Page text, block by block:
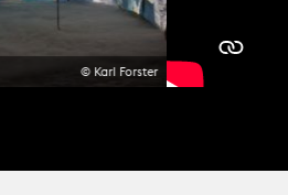
© Karl Forster